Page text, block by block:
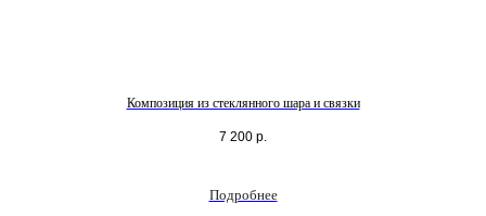
Композиция из стеклянного шара и связки
7 200 р.
Подробнее